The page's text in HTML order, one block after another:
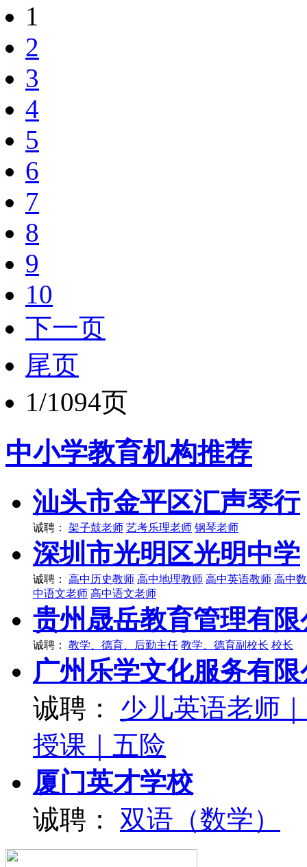
1
2
3
4
5
6
7
8
9
10
下一页
尾页
1/1094页
中小学教育机构推荐
汕头市金平区汇声琴行
诚聘： 架子鼓老师 艺考乐理老师 钢琴老师
深圳市光明区光明中学
诚聘： 高中历史教师 高中地理教师 高中英语教师 高中
中语文老师 高中语文老师
贵州晟岳教育管理有限
诚聘： 教学、德育、后勤主任 教学、德育副校长 校长
广州乐学文化服务有
诚聘：
少儿英语老师
授课｜五险
厦门英才学校
诚聘：
双语（数学）